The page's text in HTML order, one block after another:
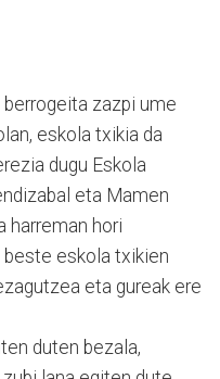
zazpi ume
eskola txikia da
dugu Eskola
eta Mamen
harreman hori
beste eskola txikien
eta gureak ere
duten bezala,